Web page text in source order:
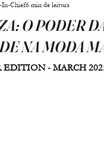
O PODER
NA MODA
In-Chief6 min de leitura
EDITION - MARCH